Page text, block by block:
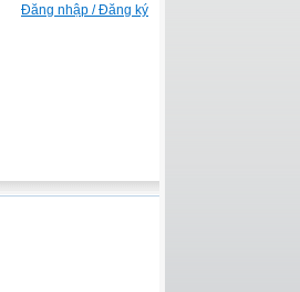
Đăng nhập / Đăng ký